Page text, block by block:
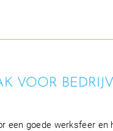
VOOR
een goede werksfeer en